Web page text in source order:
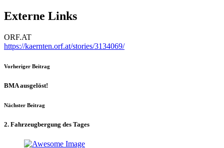
Externe Links
ORF.AT
https://kaernten.orf.at/stories/3134069/
Vorheriger Beitrag
BMA ausgelöst!
Nächster Beitrag
2. Fahrzeugbergung des Tages